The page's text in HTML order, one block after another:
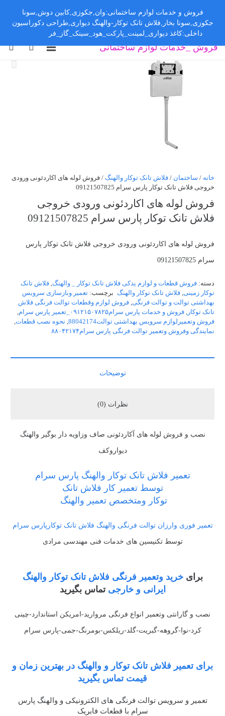
فروش _خدمات لوازم ساختمانی
خانه / ساختمان / فلاش تانک توکار والهنگ / فروش لوله های اکاردئونی ورودی
خروجی فلاش تانک توکار پارس سرام 09121507825
فروش لوله های اکاردئونی ورودی خروجی
فلاش تانک توکار پارس سرام 09121507825
فروش لوله های اکاردئونی ورودی خروجی فلاش تانک توکار پارس
سرام 09121507825
دسته: فروش قطعات و لوازم یدکی فلاش تانک توکار _ والهنگ, فلاش تانک
توکار زمینی, فلاش تانک توکار والهنگ برچسب:تعمیر وبازسازی سرویس
بهداشتی توالت و توالت فرنگی, فروش لوازم وقطعات توالت فرنگی فلاش
تانک توکار , فروش و خدمات پارس سرام۰۹۱۲۱۵۰۷۸۲۵_تعمیر پارس سرام
,
فروش وتعمیرلوازم سرویس بهداشتی توالت88042174
, نحوه نصب قطعات,
نمایندگی وفروش وتعمیر توالت فرنگی پارس سرام۸۸۰۴۲۱۷۴
توضیحات
نظرات (0)
نصب و فروش لوله های آکاردئونی صاف وزاویه دار بوگیر والهنگ
دیواروکف
تعمیر فلاش تانک توکار والهنگ پارس سرام
توسط تعمیر کار فلاش تانک
توکار ومتخصص تعمیر والهنگ
تعمیر فوری وارزان توالت فرنگی والهنگ فلاش تانک توکارپارس سرام
توسط تکنیسین های خدمات فنی مهندسی مرادی
برایخرید وتعمیر فرنگی فلاش تانک توکار والهنگ
ایرانی و خارجی تماس بگیرید
نصب و گارانتی وتعمیر انواع فرنگی مروارید-امریکن استاندارد-چینی
کرد-نوا-گروهه-گبریت-گلد-ریلکس-بومرنگ-جمی-پارس سرام
برای تعمیر فلاش تانک توکار و والهنگ در بهترین زمان و
قیمت تماس بگیرید
تعمیر و سرویس توالت فرنگی های الکترونیکی و والهنگ پارس
سرام با قطعات فابریک
فروش و خدمات لوازم ساختمانی:وان,جکوزی,کابین دوش,سونا
جکوزی,سونا بخار,فلاش تانک توکار-والهنگ دیواری,طراحی دکوراسیون
داخلی:کاغذ دیواری_لمینت_پارکت_هود_سینک_گاز_فر